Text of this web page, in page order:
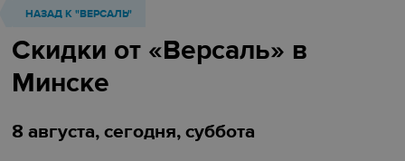
НАЗАД К "ВЕРСАЛЬ"
Скидки от «Версаль» в
Минске
8 августа, сегодня, суббота